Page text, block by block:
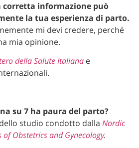
corretta informazione può
la tua esperienza di parto.
mi devi credere, perché
mia opinione.
della Salute Italiana e
su 7 ha paura del parto?
studio condotto dalla Nordic
Obstetrics and Gynecology.